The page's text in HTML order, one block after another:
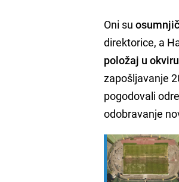
Oni su
direktorice, a
položaj u
zapošljavanje
pogodovali
odobravanje